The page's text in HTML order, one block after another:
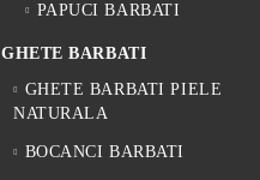
PAPUCI BARBATI
GHETE BARBATI
GHETE BARBATI PIELE
NATURALA
BOCANCI BARBATI